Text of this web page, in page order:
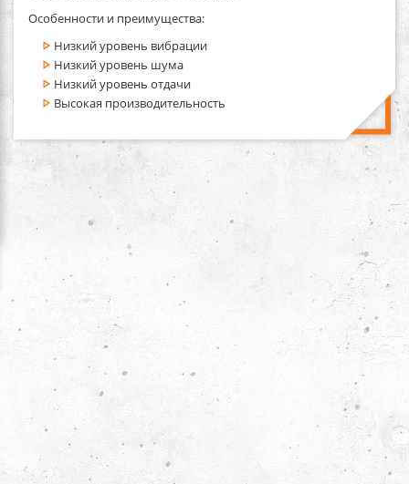
Особенности и преимущества:
Низкий уровень вибрации
Низкий уровень шума
Низкий уровень отдачи
Высокая производительность